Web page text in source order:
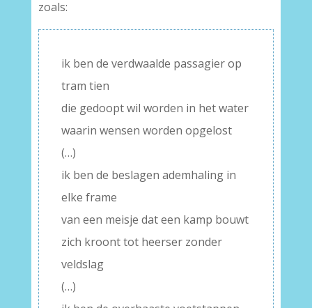
zoals:
ik ben de verdwaalde passagier op
tram tien
die gedoopt wil worden in het water
waarin wensen worden opgelost
(…)
ik ben de beslagen ademhaling in
elke frame
van een meisje dat een kamp bouwt
zich kroont tot heerser zonder
veldslag
(…)